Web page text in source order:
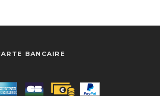
BANCAIRE